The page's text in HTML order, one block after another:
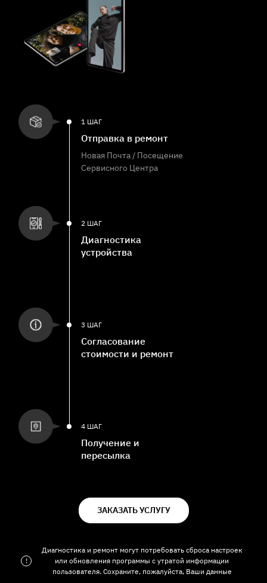
1 ШАГ
Отправка в ремонт
Новая Почта / Посещение
Сервисного Центра
2 ШАГ
Диагностика
устройства
3 ШАГ
Согласование
стоимости и ремонт
4 ШАГ
Получение и
пересылка
ЗАКАЗАТЬ УСЛУГУ
!
Диагностика и ремонт могут потребовать сброса настроек
или обновления программы с утратой информации
пользователя. Сохраните, пожалуйста, Ваши данные